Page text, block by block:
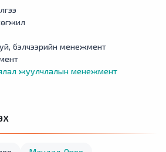
бэлчээрийн менежмент
жуулчлалын менежмент